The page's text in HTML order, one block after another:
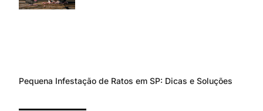
Pequena Infestação de Ratos em SP: Dicas e Soluções